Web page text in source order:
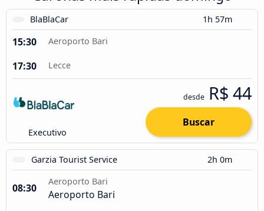
BlaBlaCar 1h 57m
15:30 Aeroporto Bari
17:30 Lecce
Executivo
desde R$ 44
Buscar
Garzia Tourist Service 2h 0m
08:30
Aeroporto Bari
Aeroporto Bari